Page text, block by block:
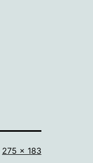
Volledige
275 × 183